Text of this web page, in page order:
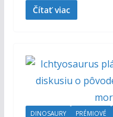
Čítať viac
DINOSAURY PRÉMIOVÉ